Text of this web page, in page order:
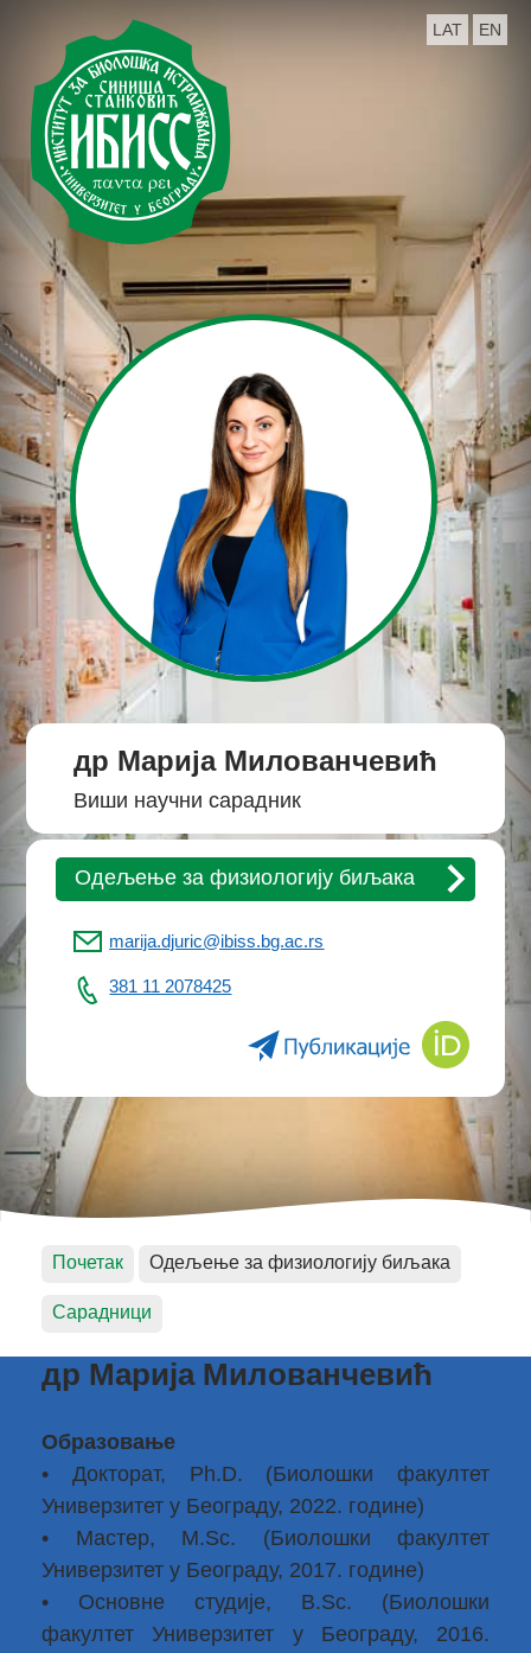
LAT EN
др Марија Милованчевић
Виши научни сарадник
Одељење за физиологију биљака
marija.djuric@ibiss.bg.ac.rs
381 11 2078425
Почетак Одељење за физиологију биљака
Сарадници
др Марија Милованчевић
Образовање
• Докторат, Ph.D. (Биолошки факултет
Универзитет у Београду, 2022. године)
• Мастер, M.Sc. (Биолошки факултет
Универзитет у Београду, 2017. године)
• Основне студије, B.Sc. (Биолошки
факултет Универзитет у Београду, 2016.